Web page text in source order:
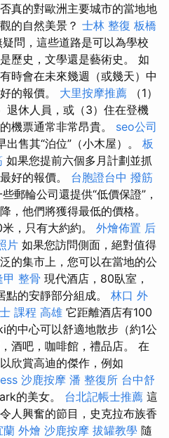
真的對歐洲主要城市的當地地
的自然美景？ 士林 整復 板橋
疑問，這些道路是可以為學校
歷史，文學還是藝術史。 如
時會在未來幾週（或幾天）中
的報價。 大里按摩推薦 （1）
退休人員，或（3）住在登機
機票通常非常昂貴。 seo公司
出售其“泊位”（小木屋）。 板
如果您提前六個多月計劃並抓
好的報價。 台胞證台中 撥筋
郵輪公司還提供“低價保證”，
，他們將獲得最低的價格。
，只有大約約。 外燴佈置 后
片 如果您訪問側面，絕對值得
的集市上，您可以在當地的公
甲 整骨 現代酒店，80臥室，
的安靜部分組成。 林口 外
課程 高雄 它距離酒店有100
的中心可以舒適地散步（約1公
酒吧，咖啡館，禮品店。 在
欣賞高迪的傑作，例如
沙鹿按摩 潘 整復所 台中舒
的美女。 台北記帳士推薦 這
人興奮的節目，史克拉布族香
蘭 外燴 沙鹿按摩 拔罐教學 隨